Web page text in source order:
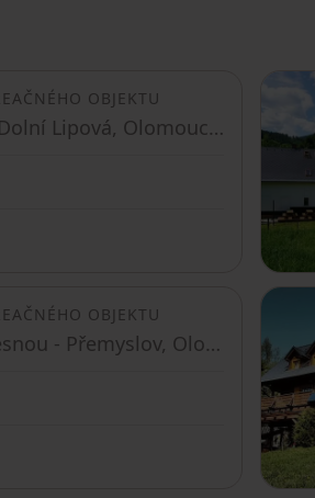
OBJEKTU
Lipová-lázně - Dolní Lipová, Olomoucký kraj
OBJEKTU
Loučná nad Desnou - Přemyslov, Olomoucký kraj